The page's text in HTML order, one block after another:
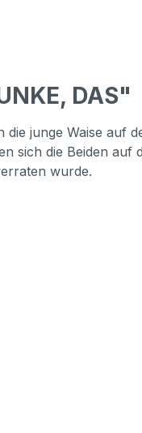
DAS"
junge Waise auf
sich die Beiden auf
wurde.